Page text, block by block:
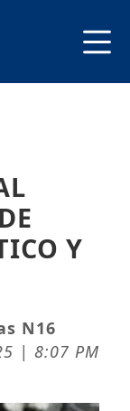
Y
N16
| 8:07 PM